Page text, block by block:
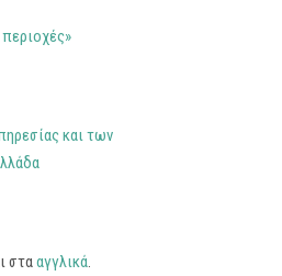
και των
στααγγλικά.